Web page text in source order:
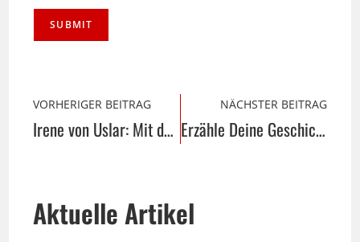
VORHERIGER BEITRAG
Irene von Uslar: Mit der Kamera durch den Möbel-Bahnhof
NÄCHSTER BEITRAG
Erzähle Deine Geschichte: Werde Gastautor bei livinginowl
Aktuelle Artikel